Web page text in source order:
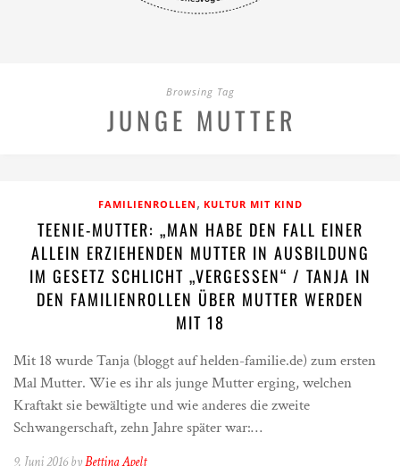
Browsing Tag
JUNGE MUTTER
FAMILIENROLLEN , KULTUR MIT KIND
TEENIE-MUTTER: „MAN HABE DEN FALL EINER
ALLEIN ERZIEHENDEN MUTTER IN AUSBILDUNG
IM GESETZ SCHLICHT „VERGESSEN“ / TANJA IN
DEN FAMILIENROLLEN ÜBER MUTTER WERDEN
MIT 18
Mit 18 wurde Tanja (bloggt auf helden-familie.de) zum ersten
Mal Mutter. Wie es ihr als junge Mutter erging, welchen
Kraftakt sie bewältigte und wie anderes die zweite
Schwangerschaft, zehn Jahre später war:…
9. Juni 2016 byBettina Apelt